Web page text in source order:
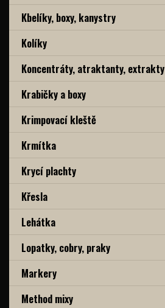
Kbelíky, boxy, kanystry
Kolíky
Koncentráty, atraktanty, extrakty
Krabičky a boxy
Krimpovací kleště
Krmítka
Krycí plachty
Křesla
Lehátka
Lopatky, cobry, praky
Markery
Method mixy